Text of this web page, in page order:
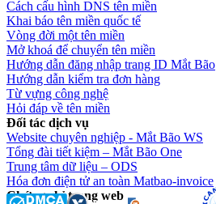
Cách cấu hình DNS tên miền
Khai báo tên miền quốc tế
Vòng đời một tên miền
Mở khoá để chuyển tên miền
Hướng dẫn đăng nhập trang ID Mắt Bão
Hướng dẫn kiểm tra đơn hàng
Từ vựng công nghệ
Hỏi đáp về tên miền
Đối tác dịch vụ
Website chuyên nghiệp - Mắt Bão WS
Tổng đài tiết kiệm – Mắt Bão One
Trung tâm dữ liệu – ODS
Hóa đơn điện tử an toàn Matbao-invoice
Chứng chỉ trang web